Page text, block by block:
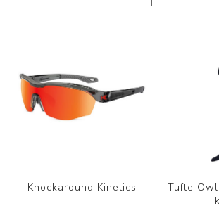
Knockaround Kinetics
Tufte